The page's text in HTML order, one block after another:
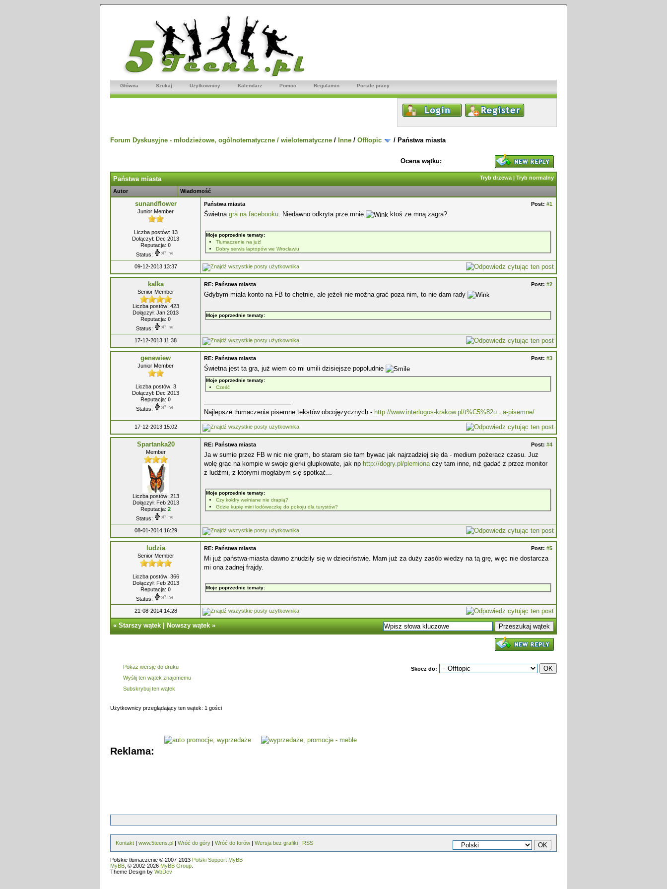
Główna Szukaj Użytkownicy Kalendarz Pomoc Regulamin Portale pracy
Forum Dyskusyjne - młodzieżowe, ogólnotematyczne / wielotematyczne / Inne / Offtopic / Państwa miasta
Ocena wątku:
Tryb drzewa | Tryb normalny
Państwa miasta
Autor Wiadomość
sunandflower
Junior Member
Liczba postów: 13
Dołączył: Dec 2013
Reputacja: 0
Status:
Post: #1
Państwa miasta
Świetna gra na facebooku. Niedawno odkryta prze mnie ktoś ze mną zagra?
Moje poprzednie tematy:
Tłumaczenie na już!
Dobry serwis laptopów we Wrocławiu
09-12-2013 13:37
kalka
Senior Member
Liczba postów: 423
Dołączył: Jan 2013
Reputacja: 0
Status:
Post: #2
RE: Państwa miasta
Gdybym miała konto na FB to chętnie, ale jeżeli nie można grać poza nim, to nie dam rady
Moje poprzednie tematy:
17-12-2013 11:38
genewiew
Junior Member
Liczba postów: 3
Dołączył: Dec 2013
Reputacja: 0
Status:
Post: #3
RE: Państwa miasta
Świetna jest ta gra, już wiem co mi umili dzisiejsze popołudnie
Moje poprzednie tematy:
Cześć
Najlepsze tłumaczenia pisemne tekstów obcojęzycznych - http://www.interlogos-krakow.pl/t%C5%82u...a-pisemne/
17-12-2013 15:02
Spartanka20
Member
Liczba postów: 213
Dołączył: Feb 2013
Reputacja: 2
Status:
Post: #4
RE: Państwa miasta
Ja w sumie przez FB w nic nie gram, bo staram sie tam bywac jak najrzadziej się da - medium pożeracz czasu. Juz
wolę grac na kompie w swoje gierki głupkowate, jak np http://dogry.pl/plemionaczy tam inne, niż gadać z przez monitor
z ludźmi, z którymi mogłabym się spotkać...
Moje poprzednie tematy:
Czy kołdry wełniane nie drapią?
Gdzie kupię mini lodóweczkę do pokoju dla turystów?
08-01-2014 16:29
ludzia
Senior Member
Liczba postów: 366
Dołączył: Feb 2013
Reputacja: 0
Status:
Post: #5
RE: Państwa miasta
Mi już państwa-miasta dawno znudziły się w dzieciństwie. Mam już za duży zasób wiedzy na tą grę, więc nie dostarcza
mi ona żadnej frajdy.
Moje poprzednie tematy:
21-08-2014 14:28
«Starszy wątek|Nowszy wątek»
Pokaż wersję do druku
Wyślij ten wątek znajomemu
Subskrybuj ten wątek
Skocz do:
Użytkownicy przeglądający ten wątek: 1 gości
Reklama:
Kontakt | www.5teens.pl | Wróć do góry | Wróć do forów | Wersja bez grafiki | RSS
Polskie tłumaczenie © 2007-2013 Polski Support MyBB
MyBB , © 2002-2026 MyBB Group
Theme Design by WbDev